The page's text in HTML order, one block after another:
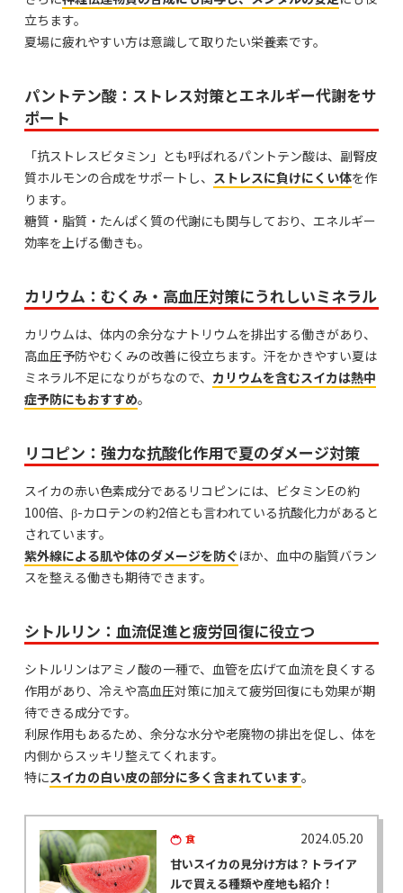
立ちます。
夏場に疲れやすい方は意識して取りたい栄養素です。
パントテン酸：ストレス対策とエネルギー代謝をサ
ポート
「抗ストレスビタミン」とも呼ばれるパントテン酸は、副腎皮
質ホルモンの合成をサポートし、 ストレスに負けにくい体を作
ります。
糖質・脂質・たんぱく質の代謝にも関与しており、エネルギー
効率を上げる働きも。
カリウム：むくみ・高血圧対策にうれしいミネラル
カリウムは、体内の余分なナトリウムを排出する働きがあり、
高血圧予防やむくみの改善に役立ちます。汗をかきやすい夏は
ミネラル不足になりがちなので、 カリウムを含むスイカは熱中
症予防にもおすすめ。
リコピン：強力な抗酸化作用で夏のダメージ対策
スイカの赤い色素成分であるリコピンには、ビタミンEの約
100倍、β-カロテンの約2倍とも言われている抗酸化力があると
されています。
紫外線による肌や体のダメージを防ぐ ほか、血中の脂質バラン
スを整える働きも期待できます。
シトルリン：血流促進と疲労回復に役立つ
シトルリンはアミノ酸の一種で、血管を広げて血流を良くする
作用があり、冷えや高血圧対策に加えて疲労回復にも効果が期
待できる成分です。
利尿作用もあるため、余分な水分や老廃物の排出を促し、体を
内側からスッキリ整えてくれます。
特にスイカの白い皮の部分に多く含まれています。
食 2024.05.20
甘いスイカの見分け方は？トライア
ルで買える種類や産地も紹介！